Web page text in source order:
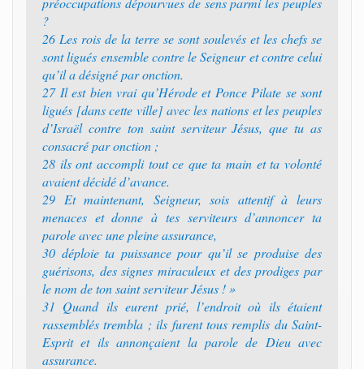
?
26 Les rois de la terre se sont soulevés et les chefs se
sont ligués ensemble contre le Seigneur et contre celui
qu’il a désigné par onction.
27 Il est bien vrai qu’Hérode et Ponce Pilate se sont
ligués [dans cette ville] avec les nations et les peuples
d’Israël contre ton saint serviteur Jésus, que tu as
consacré par onction ;
28 ils ont accompli tout ce que ta main et ta volonté
avaient décidé d’avance.
29 Et maintenant, Seigneur, sois attentif à leurs
menaces et donne à tes serviteurs d’annoncer ta
parole avec une pleine assurance,
30 déploie ta puissance pour qu’il se produise des
guérisons, des signes miraculeux et des prodiges par
le nom de ton saint serviteur Jésus ! »
31 Quand ils eurent prié, l’endroit où ils étaient
rassemblés trembla ; ils furent tous remplis du Saint-
Esprit et ils annonçaient la parole de Dieu avec
assurance.